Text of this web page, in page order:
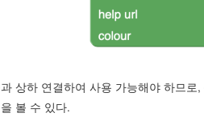
상하 연결하여 사용 가능해야 하므
볼 수 있다.